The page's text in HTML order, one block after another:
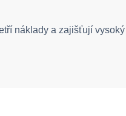
náklady a zajišťují vysoký